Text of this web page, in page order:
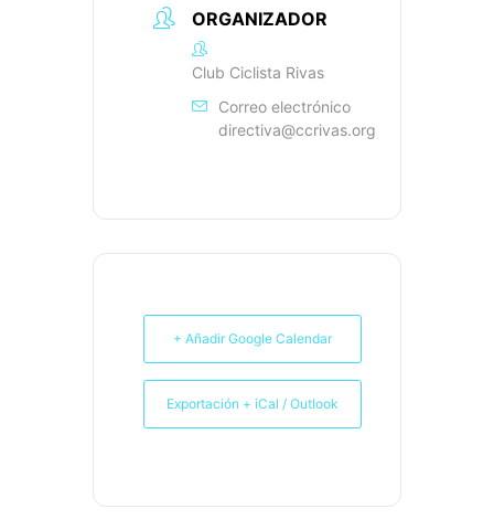
ORGANIZADOR
Club Ciclista Rivas
Correo electrónico
directiva@ccrivas.org
+ Añadir Google Calendar
Exportación + iCal / Outlook